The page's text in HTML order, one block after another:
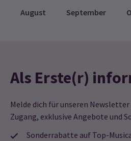
August September
Als Erste(r)
Melde dich für unseren
Zugang, exklusive Angebote und
Sonderrabatte auf Top-